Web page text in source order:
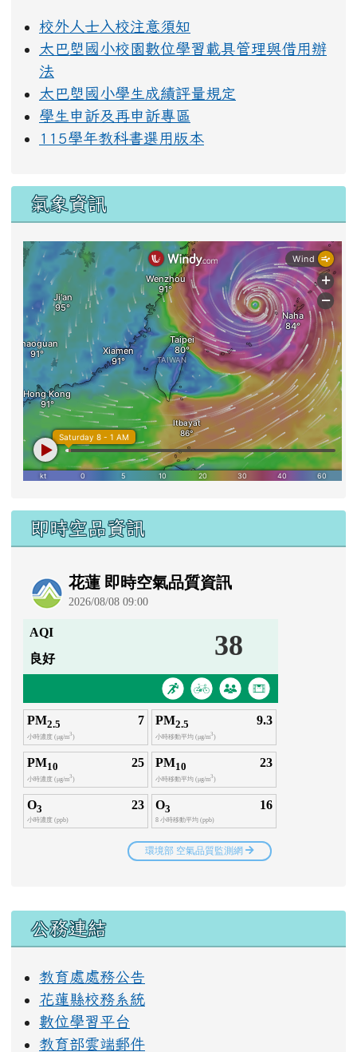
校外人士入校注意須知
太巴塱國小校園數位學習載具管理與借用辦
法
太巴塱國小學生成績評量規定
學生申訴及再申訴專區
115學年教科書選用版本
氣象資訊
即時空品資訊
右邊區域內容
公務連結
教育處處務公告
花蓮縣校務系統
數位學習平台
教育部雲端郵件